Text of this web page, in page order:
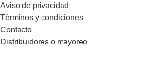
Aviso de privacidad
Términos y condiciones
Contacto
Distribuidores o mayoreo